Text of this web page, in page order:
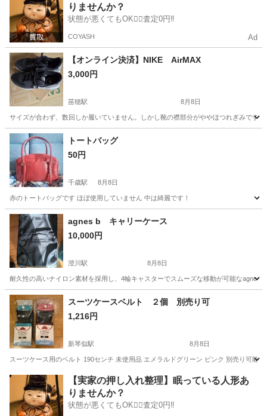
りませんか？
状態が悪くてもOK🙆‍♀️査定0円‼️
COYASH Ad
【オンライン決済】NIKE AirMAX
3,000円
苗穂駅 8月8日
サイズが合わず、数回しか履いていません。しかし靴の襟部分がややほつれぎみです
北海道 札幌市 苗穂駅 靴
トートバッグ
50円
千歳駅 8月8日
赤のトートバッグです ほぼ使用していません 中は綺麗です！
北海道 千歳市 バッグ
agnes b キャリーケース
10,000円
澄川駅 8月8日
耐久性の高いナイロン素材を採用し、4輪キャスターでスムーズな移動が可能なagnes
北海道 札幌市 澄川駅 バッグ agnes b.
スーツケースベルト ２個 別売り可
1,216円
新琴似駅 8月8日
スーツケース用のベルト 190センチ 未使用品 エメラルドグリーン ピンク 別売り可能
北海道 札幌市 新琴似駅 バッグ エメラルドグリーン
【実家の押し入れ整理】眠っている人形あ
りませんか？
状態が悪くてもOK🙆‍♀️査定0円‼️